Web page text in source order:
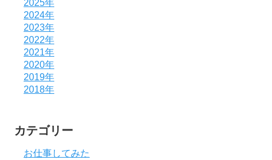
2025年
2024年
2023年
2022年
2021年
2020年
2019年
2018年
カテゴリー
お仕事してみた